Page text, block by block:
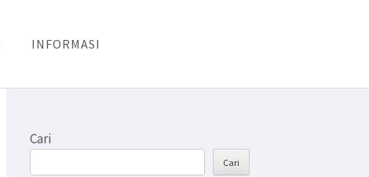
INFORMASI
Cari
Cari